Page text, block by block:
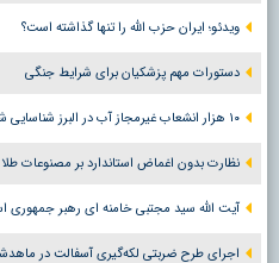
ویدئو؛ ایران حزب الله را تنها گذاشته است؟
دستورات مهم پزشکیان برای شرایط جنگی
۱۰ هزار انشعاب غیرمجاز آب در البرز شناسایی شد
نظارت بدون اغماض استاندارد بر مصنوعات طلا
آیت الله سید مجتبی خامنه ای رهبر جمهوری
اجرای طرح ضربتی لکه‌گیری آسفالت در